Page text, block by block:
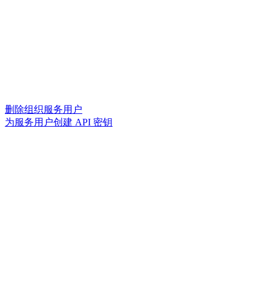
删除组织服务用户
为服务用户创建 API 密钥